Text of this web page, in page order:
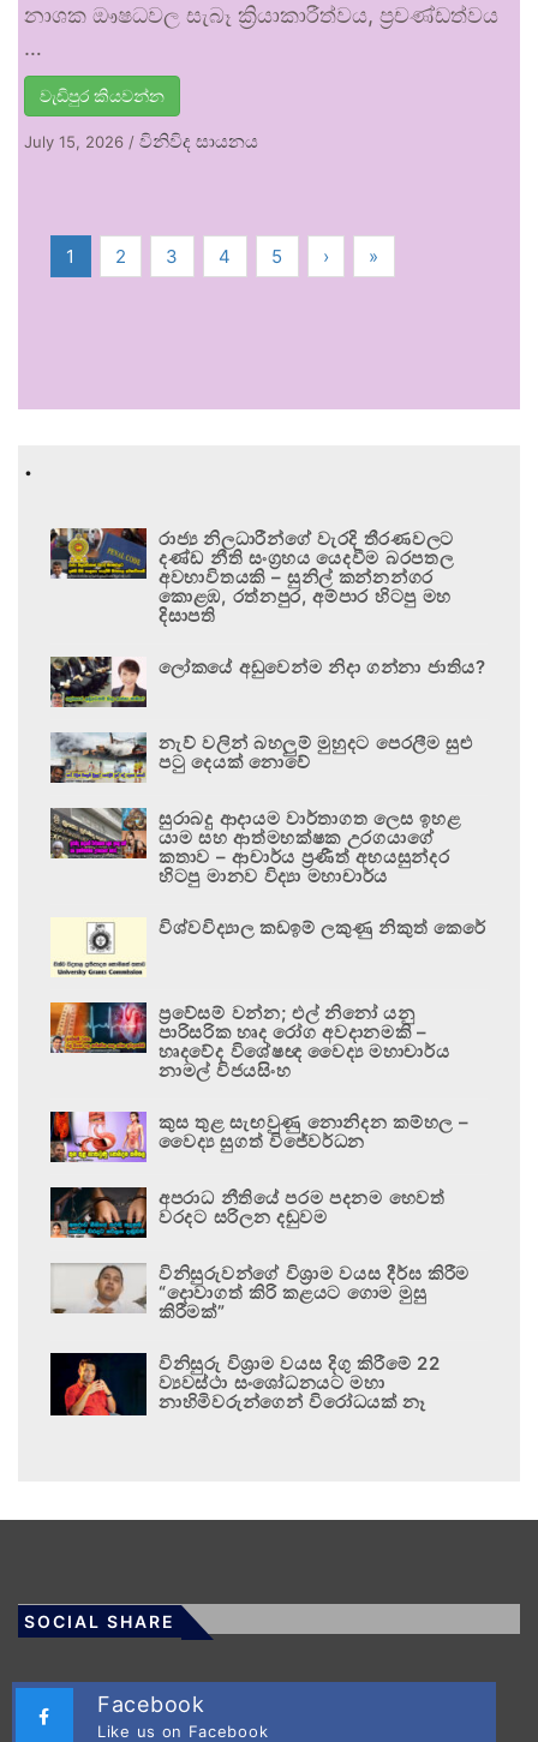
නාශක ඖෂධවල සැබෑ ක්‍රියාකාරීත්වය, ප්‍රචණ්ඩත්වය
…
වැඩිපුර කියවන්න
July 15, 2026 / විනිවිද සායනය
1 2 3 4 5 › »
.
රාජ්‍ය නිලධාරීන්ගේ වැරදි තීරණවලට
දණ්ඩ නීති සංග්‍රහය යෙදවීම බරපතල
අවභාවිතයකි – සුනිල් කන්නන්ගර
කොළඹ, රත්නපුර, අම්පාර හිටපු මහ
දිසාපති
ලෝකයේ අඩුවෙන්ම නිදා ගන්නා ජාතිය?
නැව් වලින් බහලුම් මුහුදට පෙරලීම සුළු
පටු දෙයක් නොවේ
සුරාබදු ආදායම වාර්තාගත ලෙස ඉහළ
යාම සහ ආත්මභක්ෂක උරගයාගේ
කතාව – ආචාර්ය ප්‍රණීත් අභයසුන්දර
හිටපු මානව විද්‍යා මහාචාර්ය
විශ්වවිද්‍යාල කඩඉම් ලකුණු නිකුත් කෙරේ
ප්‍රවේසම් වන්න; එල් නිනෝ යනු
පාරිසරික හෘද රෝග අවදානමකි –
හෘදවේද විශේෂඥ වෛද්‍ය මහාචාර්ය
නාමල් විජයසිංහ
කුස තුළ සැඟවුණු නොනිදන කම්හල –
වෛද්‍ය සුගත් විජේවර්ධන
අපරාධ නීතියේ පරම පදනම හෙවත්
වරදට සරිලන දඬුවම
විනිසුරුවන්ගේ විශ්‍රාම වයස දීර්ඝ කිරීම
“දොවාගත් කිරි කළයට ගොම මුසු
කිරීමක්”
විනිසුරු විශ්‍රාම වයස දිගු කිරීමේ 22
ව්‍යවස්ථා සංශෝධනයට මහා
නාහිමිවරුන්ගෙන් විරෝධයක් නෑ
SOCIAL SHARE
Facebook
Like us on Facebook